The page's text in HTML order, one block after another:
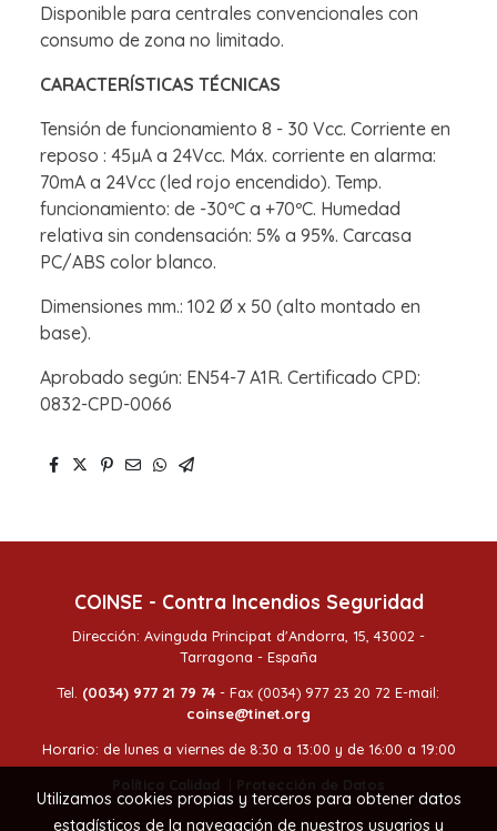
Disponible para centrales convencionales con
consumo de zona no limitado.
CARACTERÍSTICAS TÉCNICAS
Tensión de funcionamiento 8 - 30 Vcc. Corriente en
reposo : 45µA a 24Vcc. Máx. corriente en alarma:
70mA a 24Vcc (led rojo encendido). Temp.
funcionamiento: de -30ºC a +70ºC. Humedad
relativa sin condensación: 5% a 95%. Carcasa
PC/ABS color blanco.
Dimensiones mm.: 102 Ø x 50 (alto montado en
base).
Aprobado según: EN54-7 A1R. Certificado CPD:
0832-CPD-0066
COINSE - Contra Incendios Seguridad
Dirección: Avinguda Principat d'Andorra, 15, 43002 -
Tarragona - España
Tel. (0034) 977 21 79 74 - Fax (0034) 977 23 20 72 E-mail:
coinse@tinet.org
Horario: de lunes a viernes de 8:30 a 13:00 y de 16:00 a 19:00
Utilizamos cookies propias y terceros para obtener datos
estadísticos de la navegación de nuestros usuarios y